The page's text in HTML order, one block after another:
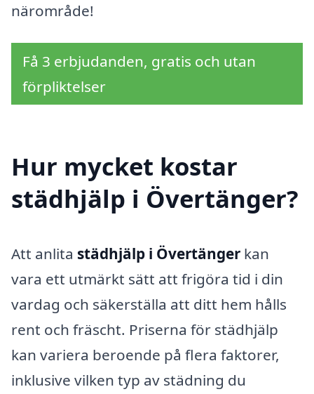
närområde!
Få 3 erbjudanden, gratis och utan
förpliktelser
Hur mycket kostar
städhjälp i Övertänger?
Att anlita städhjälp i Övertänger kan
vara ett utmärkt sätt att frigöra tid i din
vardag och säkerställa att ditt hem hålls
rent och fräscht. Priserna för städhjälp
kan variera beroende på flera faktorer,
inklusive vilken typ av städning du